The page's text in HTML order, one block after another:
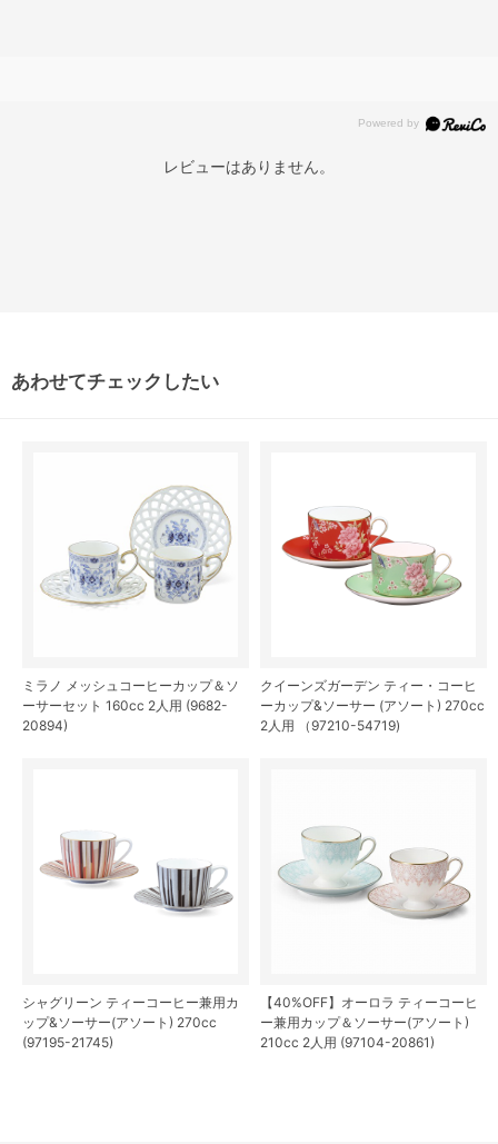
レビューはありません。
あわせてチェックしたい
ミラノ メッシュコーヒーカップ＆ソ
ーサーセット 160cc 2人用 (9682-
20894)
クイーンズガーデン ティー・コーヒ
ーカップ&ソーサー (アソート) 270cc
2人用 （97210-54719)
シャグリーン ティーコーヒー兼用カ
ップ&ソーサー(アソート) 270cc
(97195-21745)
【40%OFF】オーロラ ティーコーヒ
ー兼用カップ＆ソーサー(アソート)
210cc 2人用 (97104-20861)